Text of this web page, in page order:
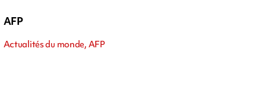
AFP
Actualités du monde, AFP